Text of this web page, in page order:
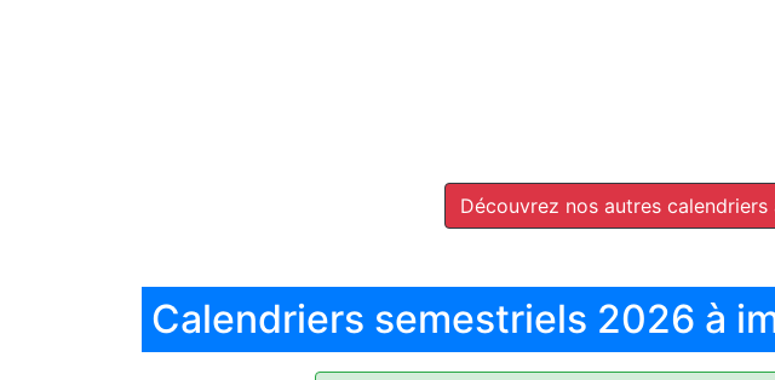
Découvrez nos autres
Calendriers semestriels 2026 à